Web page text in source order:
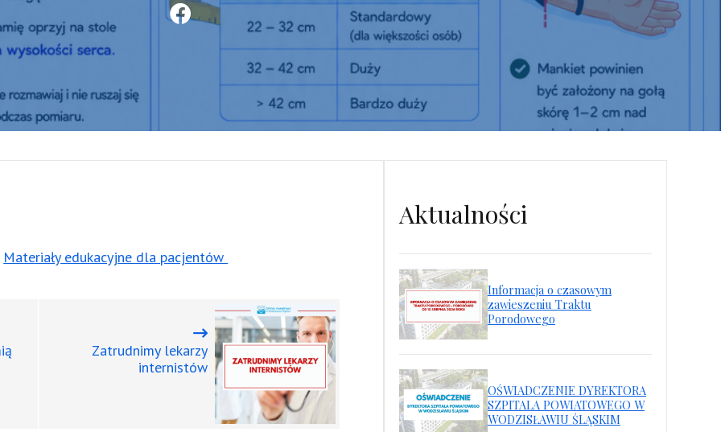
Podziel się na FB
Materiały edukacyjne dla pacjentów
Zatrudnimy lekarzy
internistów
Aktualności
Informacja o czasowym
zawieszeniu Traktu
Porodowego
OŚWIADCZENIE DYREKTORA
SZPITALA POWIATOWEGO W
WODZISŁAWIU ŚLĄSKIM